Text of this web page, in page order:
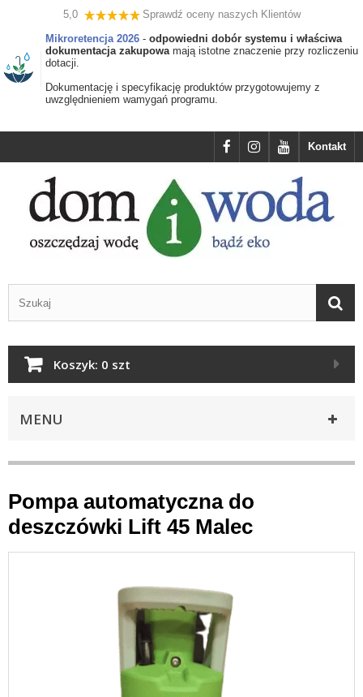
5,0
Sprawdź oceny naszych Klientów
Mikroretencja 2026 - odpowiedni dobór systemu i właściwa
dokumentacja zakupowamają istotne znaczenie przy rozliczeniu
dotacji.
Dokumentację i specyfikację produktów przygotowujemy z
uwzględnieniem wamygań programu.
Kontakt
Koszyk: 0 szt
MENU
Pompa automatyczna do
deszczówki Lift 45 Malec